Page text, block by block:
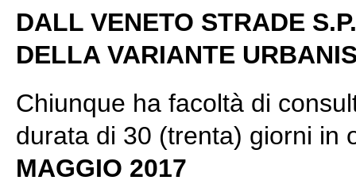
DALL VENETO STRADE
DELLA VARIANTE
Chiunque ha facoltà di
durata di 30 (trenta) giorni in
MAGGIO 2017